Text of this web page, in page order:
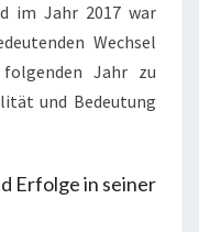
im Jahr 2017 war
Wechsel
Jahr zu
und Bedeutung
Erfolge in seiner